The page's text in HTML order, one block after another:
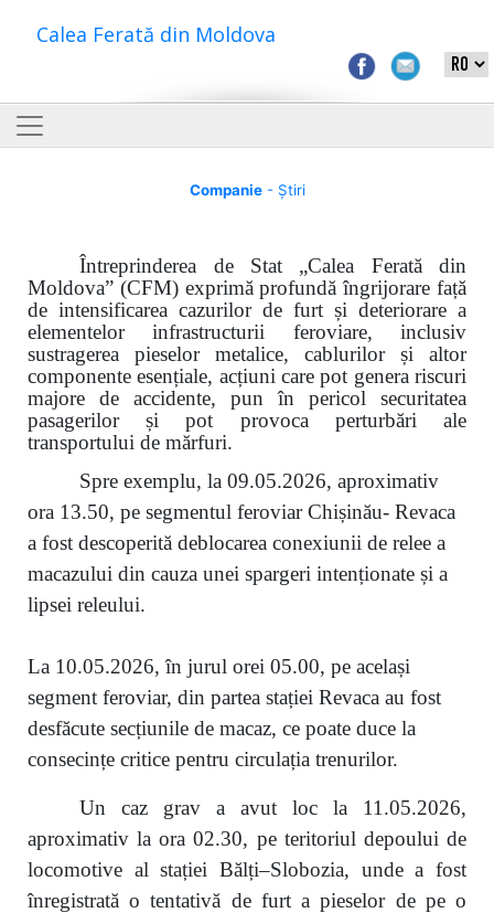
Calea Ferată din Moldova
Companie- Știri
Întreprinderea de Stat „Calea Ferată din
Moldova” (CFM) exprimă profundă îngrijorare față
de intensificarea cazurilor de furt și deteriorare a
elementelor infrastructurii feroviare, inclusiv
sustragerea pieselor metalice, cablurilor și altor
componente esențiale, acțiuni care pot genera riscuri
majore de accidente, pun în pericol securitatea
pasagerilor și pot provoca perturbări ale
transportului de mărfuri.
Spre exemplu, la 09.05.2026, aproximativ
ora 13.50, pe segmentul feroviar Chișinău- Revaca
a fost descoperită deblocarea conexiunii de relee a
macazului din cauza unei spargeri intenționate și a
lipsei releului.
La 10.05.2026, în jurul orei 05.00, pe același
segment feroviar, din partea stației Revaca au fost
desfăcute secțiunile de macaz, ce poate duce la
consecințe critice pentru circulația trenurilor.
Un caz grav a avut loc la 11.05.2026,
aproximativ la ora 02.30, pe teritoriul depoului de
locomotive al stației Bălți–Slobozia, unde a fost
înregistrată o tentativă de furt a pieselor de pe o